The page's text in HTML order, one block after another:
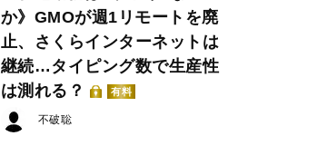
か》GMOが週1リモートを廃
止、さくらインターネットは
継続…タイピング数で生産性
は測れる？
有料
不破聡